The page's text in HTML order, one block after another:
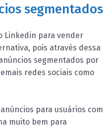
segmentados
Linkedin para vender
pois através dessa
segmentados por
redes sociais como
para usuários com
muito bem para